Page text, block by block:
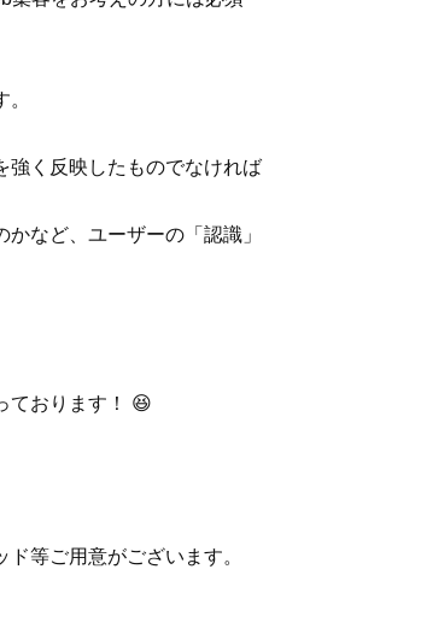
強く反映したものでなければ
など、ユーザーの「認識」
ております！ 😆
等ご用意がございます。